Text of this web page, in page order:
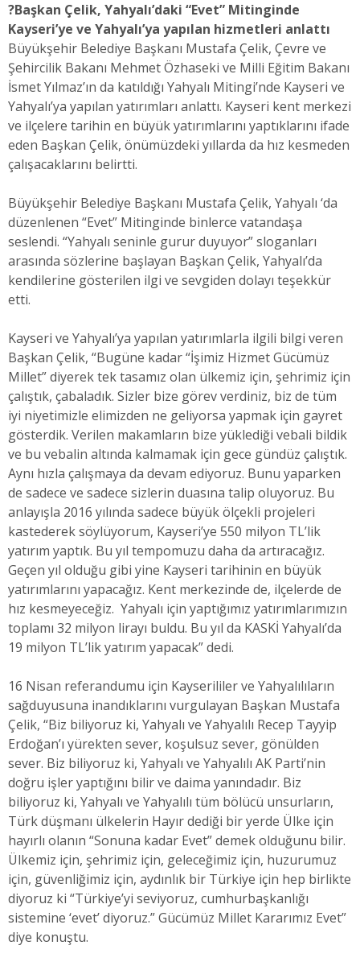
?Başkan Çelik, Yahyalı’daki “Evet” Mitinginde
Kayseri’ye ve Yahyalı’ya yapılan hizmetleri anlattı
Büyükşehir Belediye Başkanı Mustafa Çelik, Çevre ve
Şehircilik Bakanı Mehmet Özhaseki ve Milli Eğitim Bakanı
İsmet Yılmaz’ın da katıldığı Yahyalı Mitingi’nde Kayseri ve
Yahyalı’ya yapılan yatırımları anlattı. Kayseri kent merkezi
ve ilçelere tarihin en büyük yatırımlarını yaptıklarını ifade
eden Başkan Çelik, önümüzdeki yıllarda da hız kesmeden
çalışacaklarını belirtti.
Büyükşehir Belediye Başkanı Mustafa Çelik, Yahyalı ‘da
düzenlenen “Evet” Mitinginde binlerce vatandaşa
seslendi. “Yahyalı seninle gurur duyuyor” sloganları
arasında sözlerine başlayan Başkan Çelik, Yahyalı’da
kendilerine gösterilen ilgi ve sevgiden dolayı teşekkür
etti.
Kayseri ve Yahyalı’ya yapılan yatırımlarla ilgili bilgi veren
Başkan Çelik, “Bugüne kadar “İşimiz Hizmet Gücümüz
Millet” diyerek tek tasamız olan ülkemiz için, şehrimiz için
çalıştık, çabaladık. Sizler bize görev verdiniz, biz de tüm
iyi niyetimizle elimizden ne geliyorsa yapmak için gayret
gösterdik. Verilen makamların bize yüklediği vebali bildik
ve bu vebalin altında kalmamak için gece gündüz çalıştık.
Aynı hızla çalışmaya da devam ediyoruz. Bunu yaparken
de sadece ve sadece sizlerin duasına talip oluyoruz. Bu
anlayışla 2016 yılında sadece büyük ölçekli projeleri
kastederek söylüyorum, Kayseri’ye 550 milyon TL’lik
yatırım yaptık. Bu yıl tempomuzu daha da artıracağız.
Geçen yıl olduğu gibi yine Kayseri tarihinin en büyük
yatırımlarını yapacağız. Kent merkezinde de, ilçelerde de
hız kesmeyeceğiz. Yahyalı için yaptığımız yatırımlarımızın
toplamı 32 milyon lirayı buldu. Bu yıl da KASKİ Yahyalı’da
19 milyon TL’lik yatırım yapacak” dedi.
16 Nisan referandumu için Kayserililer ve Yahyalılıların
sağduyusuna inandıklarını vurgulayan Başkan Mustafa
Çelik, “Biz biliyoruz ki, Yahyalı ve Yahyalılı Recep Tayyip
Erdoğan’ı yürekten sever, koşulsuz sever, gönülden
sever. Biz biliyoruz ki, Yahyalı ve Yahyalılı AK Parti’nin
doğru işler yaptığını bilir ve daima yanındadır. Biz
biliyoruz ki, Yahyalı ve Yahyalılı tüm bölücü unsurların,
Türk düşmanı ülkelerin Hayır dediği bir yerde Ülke için
hayırlı olanın “Sonuna kadar Evet” demek olduğunu bilir.
Ülkemiz için, şehrimiz için, geleceğimiz için, huzurumuz
için, güvenliğimiz için, aydınlık bir Türkiye için hep birlikte
diyoruz ki “Türkiye’yi seviyoruz, cumhurbaşkanlığı
sistemine ‘evet’ diyoruz.” Gücümüz Millet Kararımız Evet”
diye konuştu.